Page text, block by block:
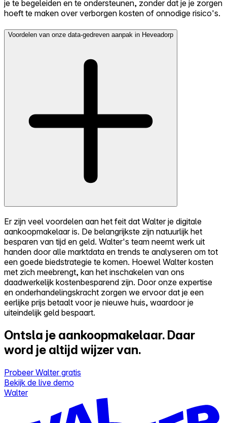
je te begeleiden en te ondersteunen, zonder dat je je zorgen
hoeft te maken over verborgen kosten of onnodige risico's.
Voordelen van onze data-gedreven aanpak in Heveadorp
Er zijn veel voordelen aan het feit dat Walter je digitale
aankoopmakelaar is. De belangrijkste zijn natuurlijk het
besparen van tijd en geld. Walter's team neemt werk uit
handen door alle marktdata en trends te analyseren om tot
een goede biedstrategie te komen. Hoewel Walter kosten
met zich meebrengt, kan het inschakelen van ons
daadwerkelijk kostenbesparend zijn. Door onze expertise
en onderhandelingskracht zorgen we ervoor dat je een
eerlijke prijs betaalt voor je nieuwe huis, waardoor je
uiteindelijk geld bespaart.
Ontsla je aankoopmakelaar. Daar
word je altijd wijzer van.
Probeer Walter gratis
Bekijk de live demo
Walter